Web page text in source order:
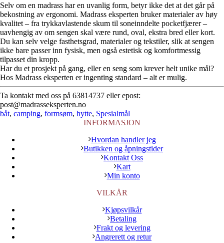
Selv om en madrass har en uvanlig form, betyr ikke det at det går på
bekostning av ergonomi. Madrass eksperten bruker materialer av høy
kvalitet – fra trykkavlastende skum til soneinndelte pocketfjærer –
uavhengig av om sengen skal være rund, oval, ekstra bred eller kort.
Du kan selv velge fasthetsgrad, materialer og tekstiler, slik at sengen
ikke bare passer inn fysisk, men også estetisk og komfortmessig
tilpasset din kropp.
Har du et prosjekt på gang, eller en seng som krever helt unike mål?
Hos Madrass eksperten er ingenting standard – alt er mulig.
Ta kontakt med oss på 63814737 eller epost:
post@madrasseksperten.no
båt, camping, formsøm, hytte, Spesialmål
INFORMASJON
Hvordan handler jeg
Butikken og åpningstider
Kontakt Oss
Kart
Min konto
VILKÅR
Kjøpsvilkår
Betaling
Frakt og levering
Angrerett og retur